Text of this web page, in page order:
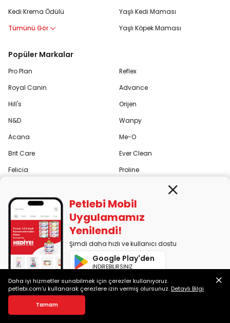
Kedi Krema Ödülü
Tümünü Gör
Yaşlı Kedi Maması
Yaşlı Köpek Maması
Popüler Markalar
Pro Plan
Royal Canin
Hill's
N&D
Acana
Brit Care
Felicia
Reflex
Advance
Orijen
Wanpy
Me-O
Ever Clean
Proline
Kurumsal
Hakkımızda
Orijinal Ürün Garantisi
Petlebi Partner Fırsatları
Müşterilerimiz Anlatıyor
Pati Kulüp
Soru Cevap
Kedi Irkları
Petlebi Mobil
Uygulamamız
Yenilendi!
Şimdi daha hızlı ve kullanıcı dostu
Google Play'den
İNDİREBİLİRSİNİZ
App Store'dan
Daha iyi hizmetler sunabilmek için çerezler kullanıyoruz.
petlebi.com'u kullanarak çerezlere izin vermiş olursunuz.Detaylı Bilgi
Tamam